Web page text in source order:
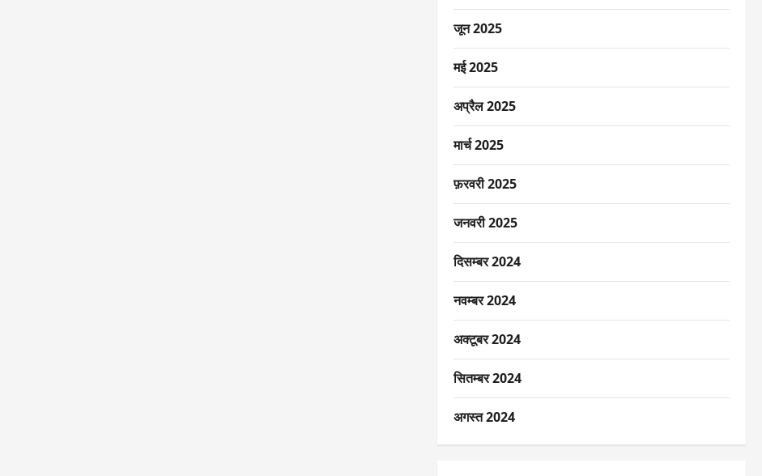
जून 2025
मई 2025
अप्रैल 2025
मार्च 2025
फ़रवरी 2025
जनवरी 2025
दिसम्बर 2024
नवम्बर 2024
अक्टूबर 2024
सितम्बर 2024
अगस्त 2024